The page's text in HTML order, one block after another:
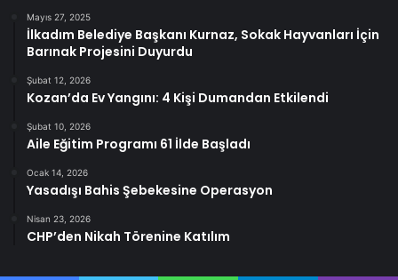
Mayıs 27, 2025
İlkadım Belediye Başkanı Kurnaz, Sokak Hayvanları İçin
Barınak Projesini Duyurdu
Şubat 12, 2026
Kozan’da Ev Yangını: 4 Kişi Dumandan Etkilendi
Şubat 10, 2026
Aile Eğitim Programı 61 İlde Başladı
Ocak 14, 2026
Yasadışı Bahis Şebekesine Operasyon
Nisan 23, 2026
CHP’den Nikah Törenine Katılım